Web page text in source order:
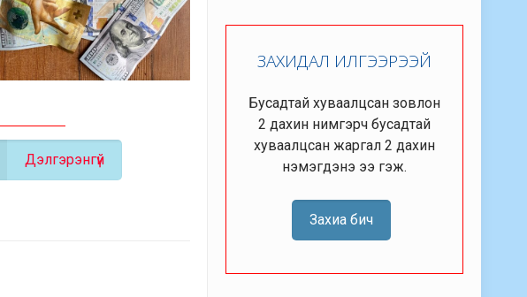
Дэлгэрэнгүй
ЗАХИДАЛ ИЛГЭЭРЭЭЙ
Бусадтай хуваалцсан зовлон
2 дахин нимгэрч бусадтай
хуваалцсан жаргал 2 дахин
нэмэгдэнэ ээ гэж.
Захиа бич